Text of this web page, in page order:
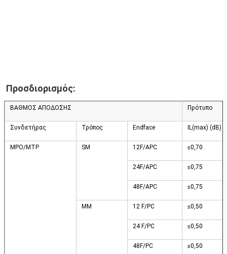
Προσδιορισμός:
ΒΑΘΜΟΣ ΑΠΟΔΟΣΗΣ Πρότυπο
Συνδετήρας Τρόπος Endface IL(max) (dB)
MPO/MTP SM 12F/APC ≤0,70
24F/APC ≤0,75
48F/APC ≤0,75
ΜΜ 12 F/PC ≤0,50
24 F/PC ≤0,50
48F/PC ≤0,50